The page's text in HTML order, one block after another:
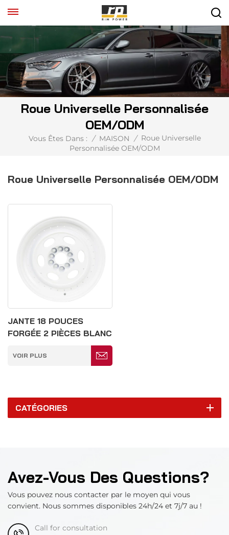
Roue Universelle Personnalisée
OEM/ODM
Vous Êtes Dans : / MAISON / Roue Universelle
Personnalisée OEM/ODM
Roue Universelle Personnalisée OEM/ODM
JANTE 18 POUCES
FORGÉE 2 PIÈCES BLANC
VOIR PLUS
CATÉGORIES
Avez-Vous Des Questions?
Vous pouvez nous contacter par le moyen qui vous
convient. Nous sommes disponibles 24h/24 et 7j/7 au !
Call for consultation